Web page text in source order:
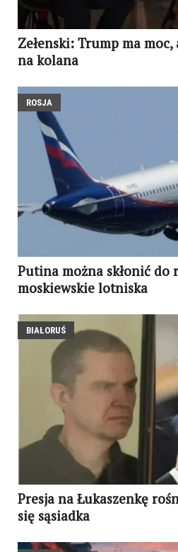
Zełenski: Trump ma
na kolana
ROSJA
Putina można skłonić do
moskiewskie lotniska
BIAŁORUŚ
Presja na Łukaszenkę
się sąsiadka